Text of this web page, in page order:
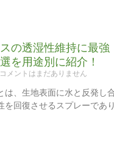
の透湿性維持に最強
を用途別に紹介！
コメントはまだありません
は、生地表面に水と反発し
を回復させるスプレーであり